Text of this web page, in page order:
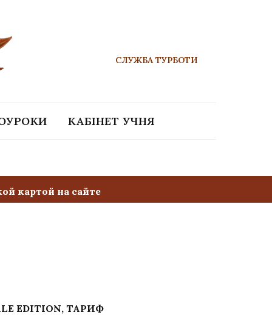
СЛУЖБА ТУРБОТИ
КАБІНЕТ УЧНЯ
картой на сайте
EDITION, ТАРИФ